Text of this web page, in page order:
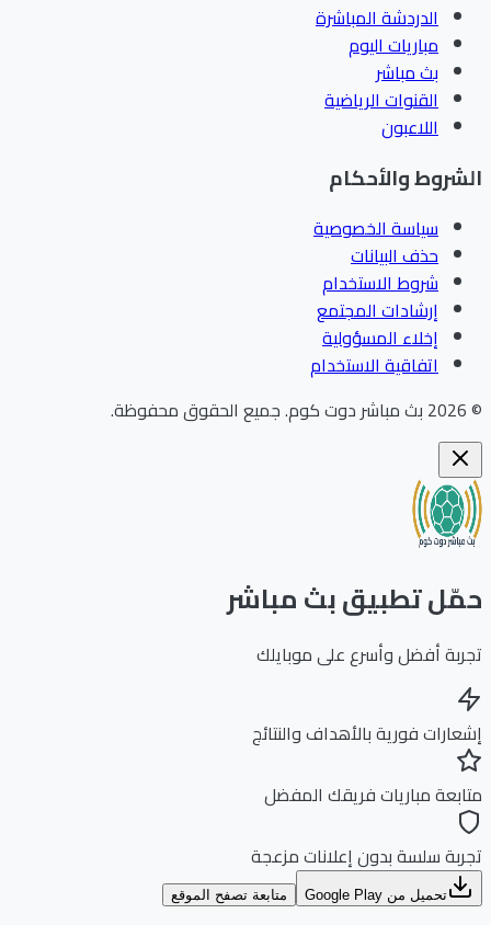
الدردشة المباشرة
مباريات اليوم
بث مباشر
القنوات الرياضية
اللاعبون
والأحكام
سياسة الخصوصية
حذف البيانات
شروط الاستخدام
إرشادات المجتمع
إخلاء المسؤولية
اتفاقية الاستخدام
بث مباشر دوت كوم.جميع الحقوق محفوظة.
تطبيق بث مباشر
أفضل وأسرع على موبايلك
فورية بالأهداف والنتائج
مباريات فريقك المفضل
سلسة بدون إعلانات مزعجة
تحميل من Google Play متابعة تصفح الموقع